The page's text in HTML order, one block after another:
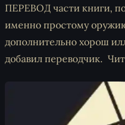
ПЕРЕВОД части книги,
именно простому
дополнительно хорош
добавил переводчик.